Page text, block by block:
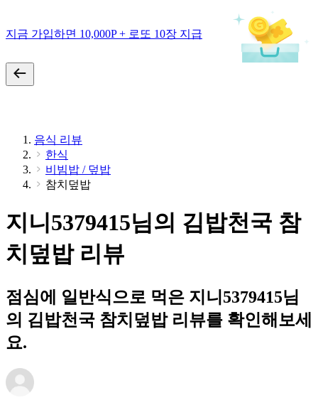
지금 가입하면 10,000P + 로또 10장 지급
음식 리뷰
한식
비빔밥 / 덮밥
참치덮밥
지니5379415님의 김밥천국 참
치덮밥 리뷰
점심에 일반식으로 먹은 지니5379415님
의 김밥천국 참치덮밥 리뷰를 확인해보세
요.